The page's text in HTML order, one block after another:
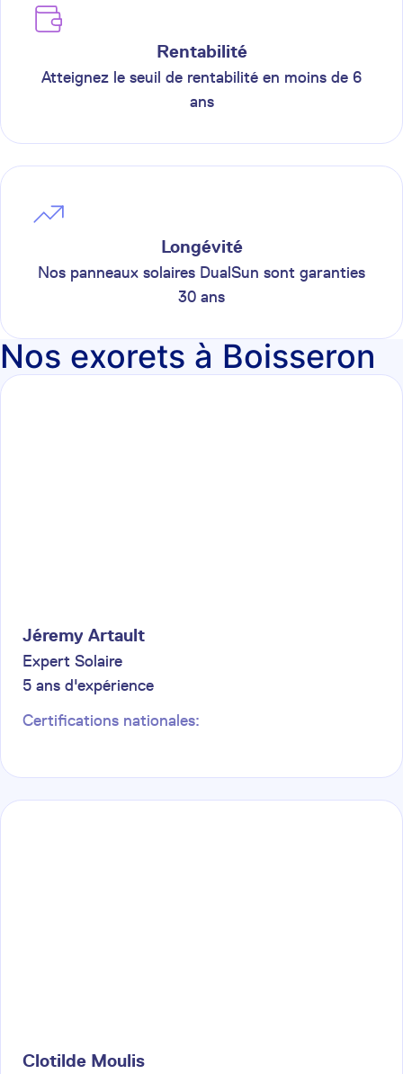
Rentabilité
Atteignez le seuil de rentabilité en moins de 6
ans
Longévité
Nos panneaux solaires DualSun sont garanties
30 ans
Nos exorets à Boisseron
Jéremy Artault
Expert Solaire
5 ans d'expérience
Certifications nationales:
Clotilde Moulis